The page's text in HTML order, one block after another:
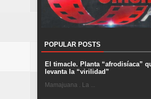
POPULAR POSTS
El timacle. Planta “afrodisíaca”
levanta la “virilidad”
Mamajuana . La ...